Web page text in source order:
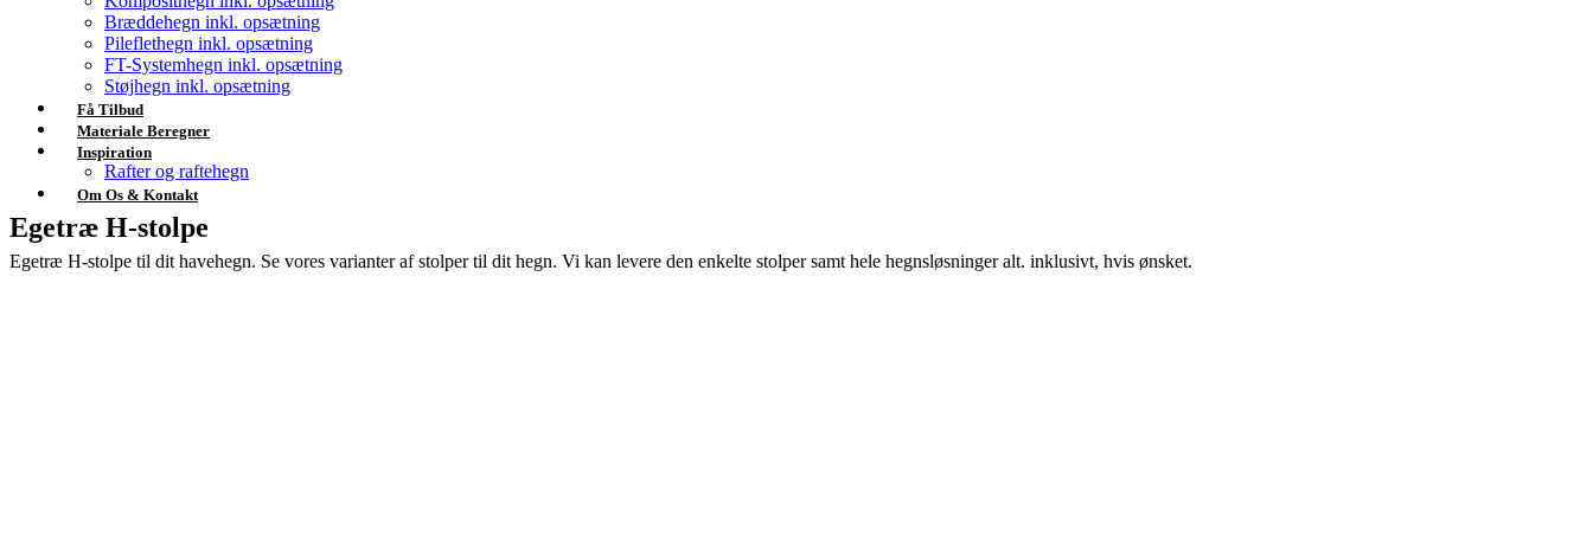
Bræddehegn inkl. opsætning
Pileflethegn inkl. opsætning
FT-Systemhegn inkl. opsætning
Støjhegn inkl. opsætning
Få Tilbud
Materiale Beregner
Inspiration
Rafter og raftehegn
Om Os & Kontakt
Egetræ H-stolpe
Egetræ H-stolpe til dit havehegn. Se vores varianter af stolper til dit hegn. Vi kan levere den enkelte stolper samt hele hegnsløsninger alt. inklusivt, hvis ønsket.